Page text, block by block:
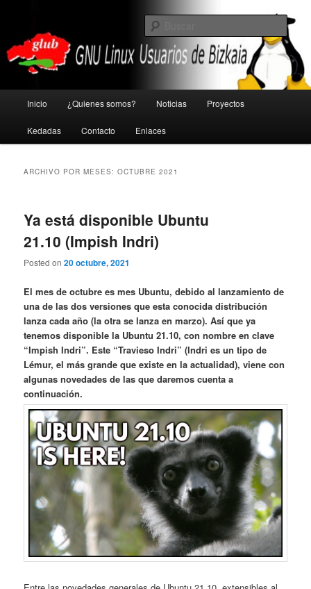
contenido
principal
contenido
secundarioGlub
principal
Inicio ¿Quienes somos? Noticias Proyectos
Kedadas Contacto Enlaces
ARCHIVO POR MESES:OCTUBRE 2021
Ya está disponible Ubuntu
21.10 (Impish Indri)
Posted on20 octubre, 2021
El mes de octubre es mes Ubuntu, debido al lanzamiento de
una de las dos versiones que esta conocida distribución
lanza cada año (la otra se lanza en marzo). Así que ya
tenemos disponible la Ubuntu 21.10, con nombre en clave
“Impish Indri”. Este “Travieso Indri” (Indri es un tipo de
Lémur, el más grande que existe en la actualidad), viene con
algunas novedades de las que daremos cuenta a
continuación.